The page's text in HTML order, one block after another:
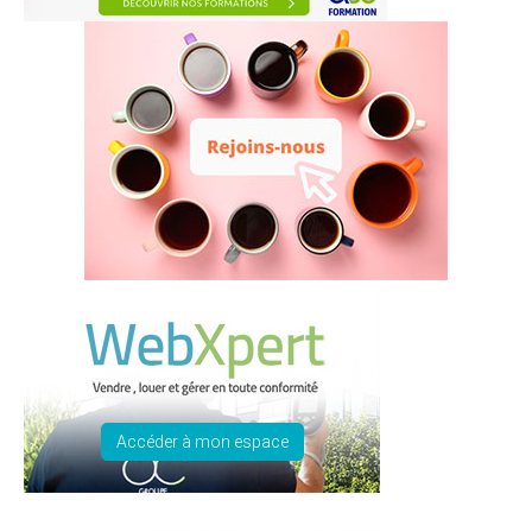
Accéder à mon espace